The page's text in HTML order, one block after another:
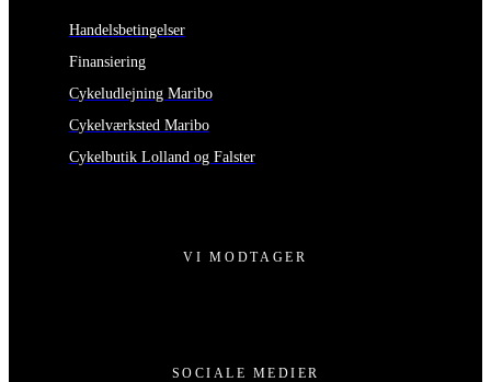
Handelsbetingelser
Finansiering
Cykeludlejning Maribo
Cykelværksted Maribo
Cykelbutik Lolland og Falster
VI MODTAGER
SOCIALE MEDIER